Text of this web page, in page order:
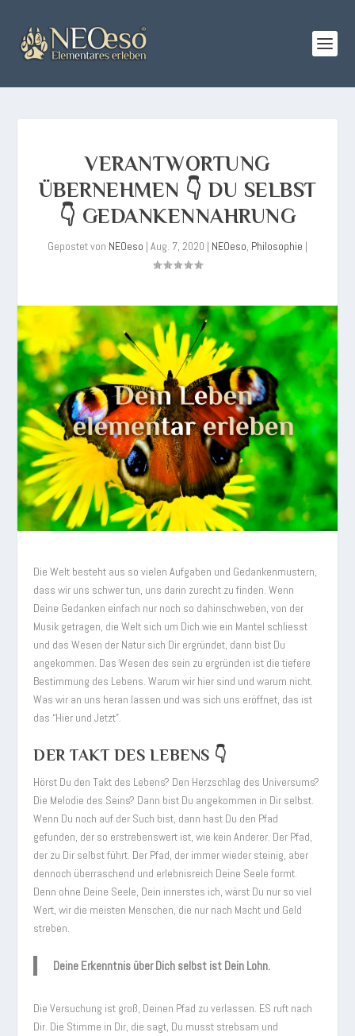
VERANTWORTUNG
ÜBERNEHMEN 👇 DU SELBST
👇 GEDANKENNAHRUNG
Gepostet von NEOeso | Aug. 7, 2020 | NEOeso, Philosophie |
Die Welt besteht aus so vielen Aufgaben und Gedankenmustern,
dass wir uns schwer tun, uns darin zurecht zu finden. Wenn
Deine Gedanken einfach nur noch so dahinschweben, von der
Musik getragen, die Welt sich um Dich wie ein Mantel schliesst
und das Wesen der Natur sich Dir ergründet, dann bist Du
angekommen. Das Wesen des sein zu ergründen ist die tiefere
Bestimmung des Lebens. Warum wir hier sind und warum nicht.
Was wir an uns heran lassen und was sich uns eröffnet, das ist
das “Hier und Jetzt”.
DER TAKT DES LEBENS 👇
Hörst Du den Takt des Lebens? Den Herzschlag des Universums?
Die Melodie des Seins? Dann bist Du angekommen in Dir selbst.
Wenn Du noch auf der Such bist, dann hast Du den Pfad
gefunden, der so erstrebenswert ist, wie kein Anderer. Der Pfad,
der zu Dir selbst führt. Der Pfad, der immer wieder steinig, aber
dennoch überraschend und erlebnisreich Deine Seele formt.
Denn ohne Deine Seele, Dein innerstes ich, wärst Du nur so viel
Wert, wir die meisten Menschen, die nur nach Macht und Geld
streben.
Deine Erkenntnis über Dich selbst ist Dein Lohn.
Die Versuchung ist groß, Deinen Pfad zu verlassen. ES ruft nach
Dir. Die Stimme in Dir, die sagt, Du musst strebsam und